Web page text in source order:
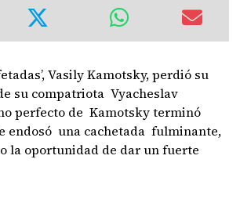
Vasily Kamotsky, perdió su
su compatriota Vyacheslav
perfecto de Kamotsky terminó
endosó una cachetada fulminante,
la oportunidad de dar un fuerte